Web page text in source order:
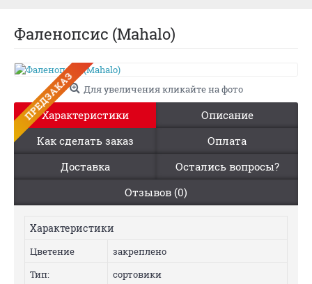
Фаленопсис (Mahalo)
ПРЕДЗАКАЗ Для увеличения кликайте на фото
Характеристики
Описание
Как сделать заказ
Оплата
Доставка
Остались вопросы?
Отзывов (0)
Характеристики
Цветение
закреплено
Тип:
сортовики